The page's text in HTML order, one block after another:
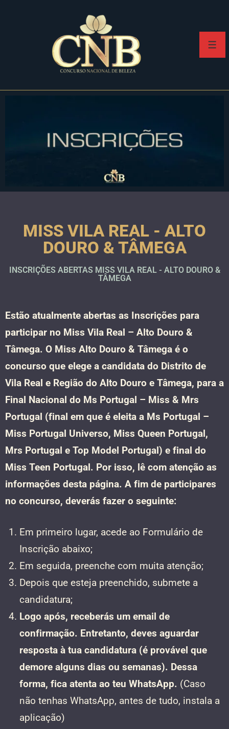
MISS VILA REAL - ALTO
DOURO & TÂMEGA
INSCRIÇÕES ABERTAS MISS VILA REAL - ALTO DOURO &
TÂMEGA
Estão atualmente abertas as Inscrições para
participar no Miss Vila Real – Alto Douro &
Tâmega. O Miss Alto Douro & Tâmega é o
concurso que elege a candidata do Distrito de
Vila Real e Região do Alto Douro e Tâmega, para a
Final Nacional do Ms Portugal – Miss & Mrs
Portugal (final em que é eleita a Ms Portugal –
Miss Portugal Universo, Miss Queen Portugal,
Mrs Portugal e Top Model Portugal) e final do
Miss Teen Portugal. Por isso, lê com atenção as
informações desta página. A fim de participares
no concurso, deverás fazer o seguinte:
Em primeiro lugar, acede ao Formulário de
Inscrição abaixo;
Em seguida, preenche com muita atenção;
Depois que esteja preenchido, submete a
candidatura;
Logo após, receberás um email de
confirmação. Entretanto, deves aguardar
resposta à tua candidatura (é provável que
demore alguns dias ou semanas). Dessa
forma, fica atenta ao teu WhatsApp. (Caso
não tenhas WhatsApp, antes de tudo, instala a
aplicação)